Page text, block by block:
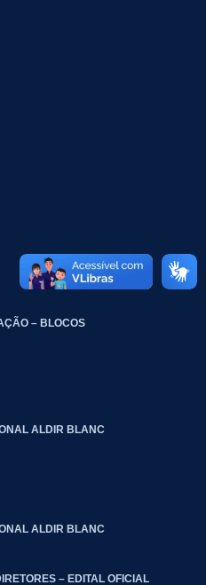
– BLOCOS
ALDIR BLANC
ALDIR BLANC
– EDITAL OFICIAL